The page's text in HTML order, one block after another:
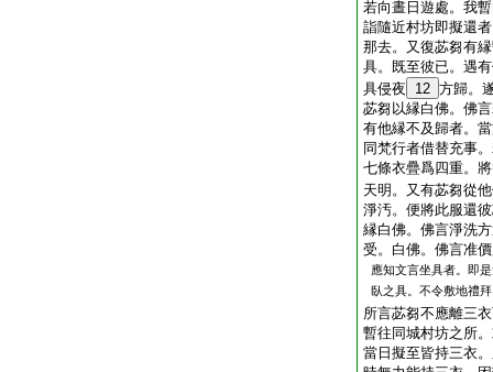
若向晝日遊處。我
詣隨近村坊即擬還
那去。又復苾芻有
具。既至彼已。遇
具侵夜
12 方歸。
苾芻以縁白佛。佛
有他縁不及歸者。
同梵行者借替充事
七條衣疊爲四重。
天明。又有苾芻從
淨汚。便將此服還
縁白佛。佛言淨洗
受。白佛。佛言准
應知文言坐具者。即
臥之具。不令敷地禮
所言苾芻不應離三
暫往同城村坊之所
當日擬至皆持三衣